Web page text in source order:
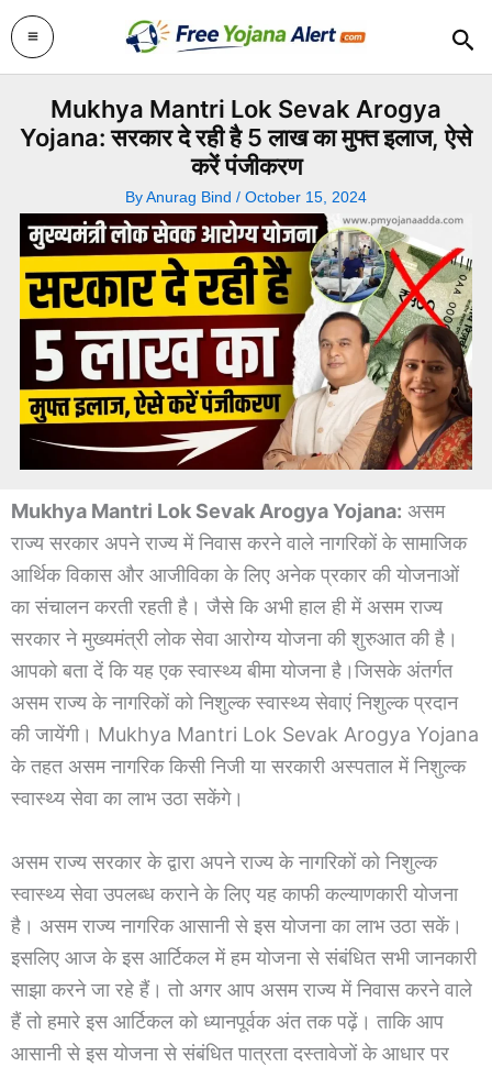
Skip
to
content
Mukhya Mantri Lok Sevak Arogya
Yojana: सरकार दे रही है 5 लाख का मुफ्त इलाज, ऐसे
करें पंजीकरण
ByAnurag Bind / October 15, 2024
Mukhya Mantri Lok Sevak Arogya Yojana: असम
राज्य सरकार अपने राज्य में निवास करने वाले नागरिकों के सामाजिक
आर्थिक विकास और आजीविका के लिए अनेक प्रकार की योजनाओं
का संचालन करती रहती है। जैसे कि अभी हाल ही में असम राज्य
सरकार ने मुख्यमंत्री लोक सेवा आरोग्य योजना की शुरुआत की है।
आपको बता दें कि यह एक स्वास्थ्य बीमा योजना है।जिसके अंतर्गत
असम राज्य के नागरिकों को निशुल्क स्वास्थ्य सेवाएं निशुल्क प्रदान
की जायेंगी। Mukhya Mantri Lok Sevak Arogya Yojana
के तहत असम नागरिक किसी निजी या सरकारी अस्पताल में निशुल्क
स्वास्थ्य सेवा का लाभ उठा सकेंगे।
असम राज्य सरकार के द्वारा अपने राज्य के नागरिकों को निशुल्क
स्वास्थ्य सेवा उपलब्ध कराने के लिए यह काफी कल्याणकारी योजना
है। असम राज्य नागरिक आसानी से इस योजना का लाभ उठा सकें।
इसलिए आज के इस आर्टिकल में हम योजना से संबंधित सभी जानकारी
साझा करने जा रहे हैं। तो अगर आप असम राज्य में निवास करने वाले
हैं तो हमारे इस आर्टिकल को ध्यानपूर्वक अंत तक पढ़ें। ताकि आप
आसानी से इस योजना से संबंधित पात्रता दस्तावेजों के आधार पर